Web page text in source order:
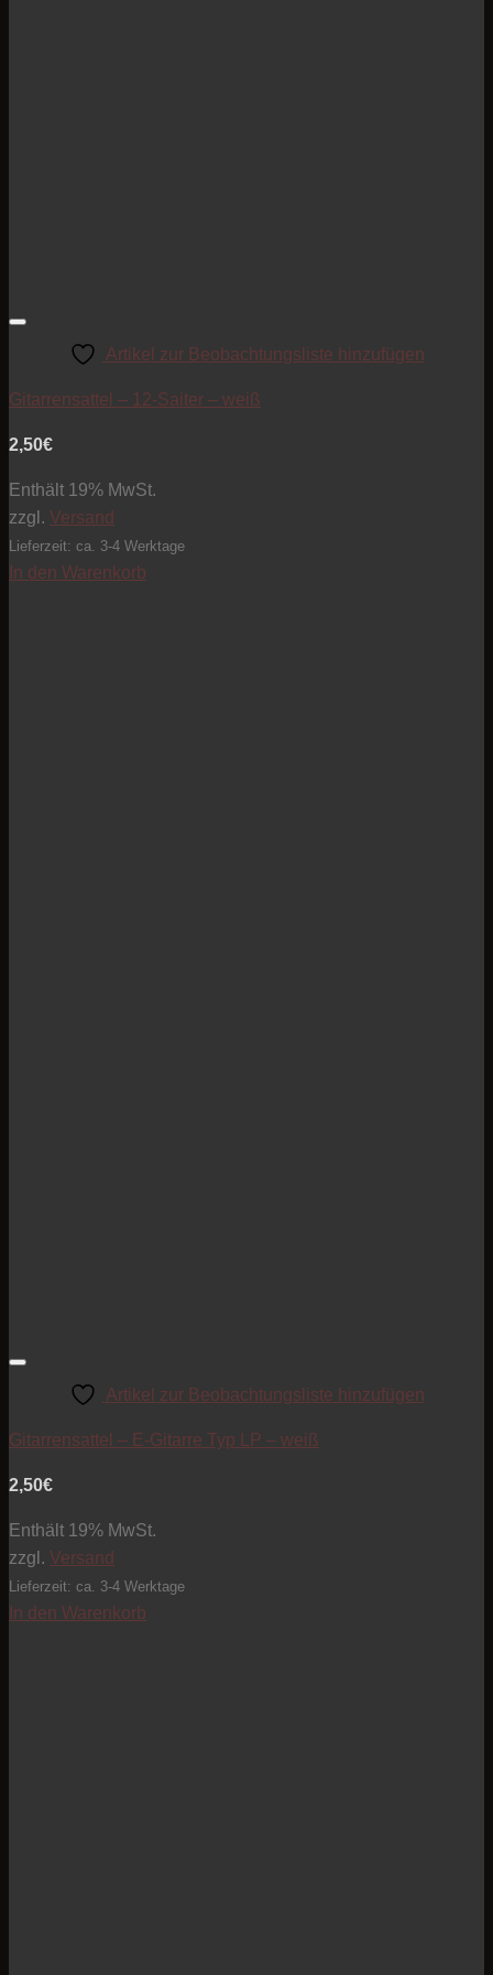
Artikel zur Beobachtungsliste hinzufügen
Gitarrensattel – 12-Saiter – weiß
2,50€
Enthält 19% MwSt.
zzgl. Versand
Lieferzeit: ca. 3-4 Werktage
In den Warenkorb
Artikel zur Beobachtungsliste hinzufügen
Gitarrensattel – E-Gitarre Typ LP – weiß
2,50€
Enthält 19% MwSt.
zzgl. Versand
Lieferzeit: ca. 3-4 Werktage
In den Warenkorb